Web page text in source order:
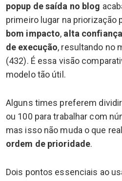
popup de saída no blog
primeiro lugar na priorização
bom impacto, alta confiança
de execução, resultando no
(432). É essa visão
modelo tão útil.
Alguns times preferem
ou 100 para trabalhar com
mas isso não muda o que
ordem de prioridade.
Dois pontos essenciais ao